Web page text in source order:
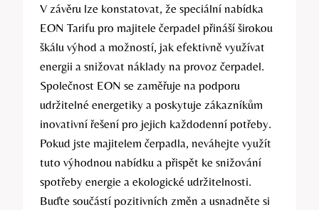
V závěru lze konstatovat, že speciální nabídka
EON Tarifu pro majitele čerpadel přináší širokou
škálu výhod a možností, jak efektivně využívat
energii a snižovat náklady na provoz čerpadel.
Společnost EON se zaměřuje na podporu
udržitelné energetiky a poskytuje zákazníkům
inovativní řešení pro jejich každodenní potřeby.
Pokud jste majitelem čerpadla, neváhejte využít
tuto výhodnou nabídku a přispět ke snižování
spotřeby energie a ekologické udržitelnosti.
Buďte součástí pozitivních změn a usnadněte si